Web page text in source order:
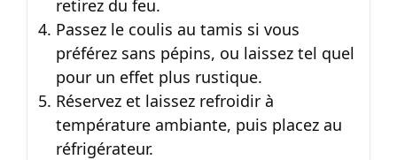
retirez du feu.
Passez le coulis au tamis si vous
préférez sans pépins, ou laissez tel quel
pour un effet plus rustique.
Réservez et laissez refroidir à
température ambiante, puis placez au
réfrigérateur.